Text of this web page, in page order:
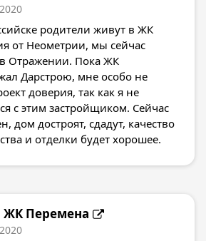
родители живут в ЖК
от Неометрии, мы сейчас
Отражении. Пока ЖК
Дарстрою, мне особо не
доверия, так как я не
с этим застройщиком. Сейчас
дом достроят, сдадут, качество
и отделки будет хорошее.
ЖК Перемена